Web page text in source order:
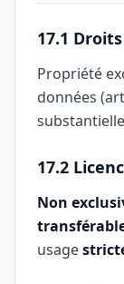
17.1
Propriété
données
17.2
Non
usage